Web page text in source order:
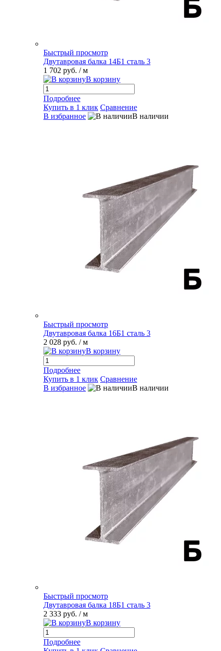
Быстрый просмотр
Двутавровая балка 14Б1 сталь 3
1 702 руб. / м
В корзину
Подробнее
Купить в 1 клик Сравнение
В избранное
В наличии
Быстрый просмотр
Двутавровая балка 16Б1 сталь 3
2 028 руб. / м
В корзину
Подробнее
Купить в 1 клик Сравнение
В избранное
В наличии
Быстрый просмотр
Двутавровая балка 18Б1 сталь 3
2 333 руб. / м
В корзину
Подробнее